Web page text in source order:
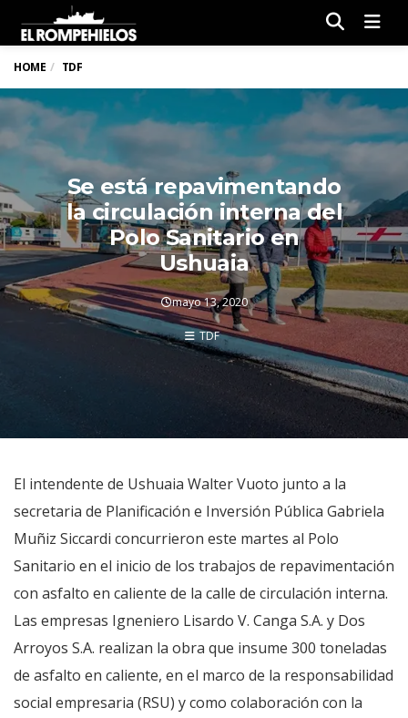
HOME TDF
Se está repavimentando
la circulación interna del
Polo Sanitario en
Ushuaia
mayo 13, 2020
TDF
El intendente de Ushuaia Walter Vuoto junto a la
secretaria de Planificación e Inversión Pública Gabriela
Muñiz Siccardi concurrieron este martes al Polo
Sanitario en el inicio de los trabajos de repavimentación
con asfalto en caliente de la calle de circulación interna.
Las empresas Igneniero Lisardo V. Canga S.A. y Dos
Arroyos S.A. realizan la obra que insume 300 toneladas
de asfalto en caliente, en el marco de la responsabilidad
social empresaria (RSU) y como colaboración con la